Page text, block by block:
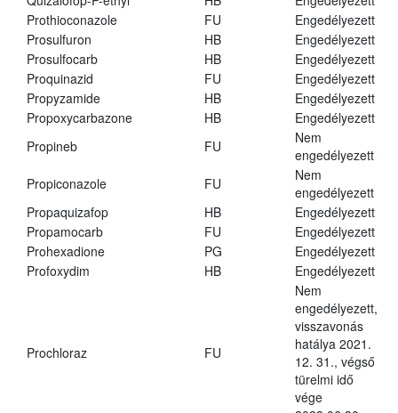
Prothioconazole
FU
Engedélyezett
Prosulfuron
HB
Engedélyezett
Prosulfocarb
HB
Engedélyezett
Proquinazid
FU
Engedélyezett
Propyzamide
HB
Engedélyezett
Propoxycarbazone
HB
Engedélyezett
Propineb
FU
Nem
engedélyezett
Propiconazole
FU
Nem
engedélyezett
Propaquizafop
HB
Engedélyezett
Propamocarb
FU
Engedélyezett
Prohexadione
PG
Engedélyezett
Profoxydim
HB Engedélyezett
Prochloraz FU
Nem
engedélyezett,
visszavonás
hatálya 2021.
12. 31., végső
türelmi idő
vége